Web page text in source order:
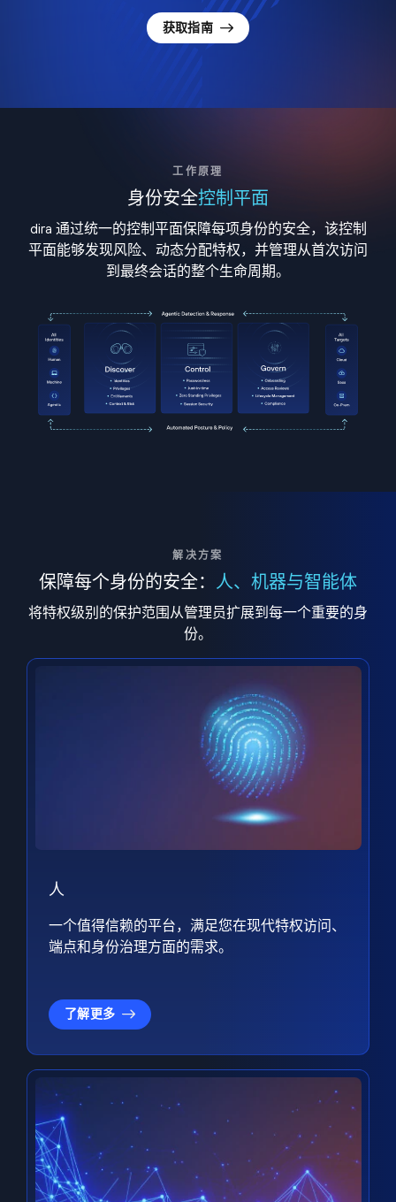
获取指南
工作原理
身份安全控制平面
dira 通过统一的控制平面保障每项身份的安全，该控制
平面能够发现风险、动态分配特权，并管理从首次访问
到最终会话的整个生命周期。
解决方案
保障每个身份的安全： 人、机器与智能体
将特权级别的保护范围从管理员扩展到每一个重要的身
份。
人
一个值得信赖的平台，满足您在现代特权访问、
端点和身份治理方面的需求。
了解更多